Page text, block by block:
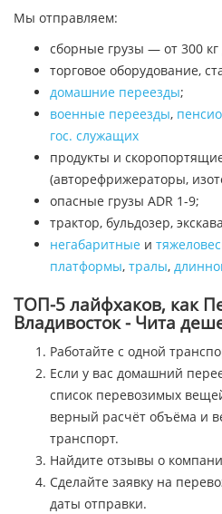
Мы отправляем:
сборные грузы — от 300 кг
торговое оборудование,
домашние переезды;
военные переезды,
гос. служащих
продукты и
(авторефрижераторы,
опасные грузы ADR 1-9;
трактор, бульдозер,
негабаритные и
платформы, тралы,
ТОП-5 лайфхаков, как
Владивосток - Чита
Работайте с одной
Если у вас домашний
список перевозимых
верный расчёт объёма и
транспорт.
Найдите отзывы о
Сделайте заявку на
даты отправки.